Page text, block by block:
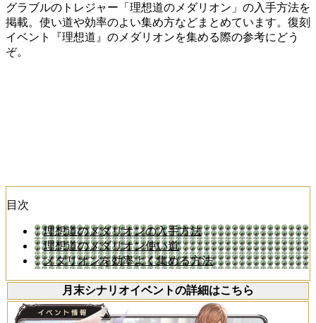
グラブルのトレジャー「理想道のメダリオン」の入手方法を
掲載。使い道や効率のよい集め方などまとめています。復刻
イベント『理想道』のメダリオンを集める際の参考にどう
ぞ。
目次
理想道のメダリオンの入手方法
理想道のメダリオン使い道
メダリオンを効率よく集める方法
月末シナリオイベントの詳細はこちら